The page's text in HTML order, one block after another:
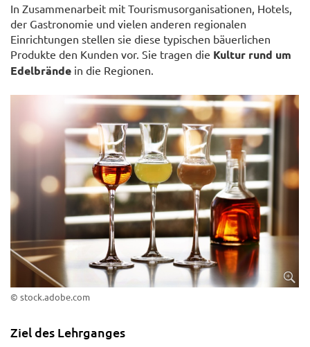
In Zusammenarbeit mit Tourismusorganisationen, Hotels,
der Gastronomie und vielen anderen regionalen
Einrichtungen stellen sie diese typischen bäuerlichen
Produkte den Kunden vor. Sie tragen die Kultur rund um
Edelbrände in die Regionen.
© stock.adobe.com
Ziel des Lehrganges